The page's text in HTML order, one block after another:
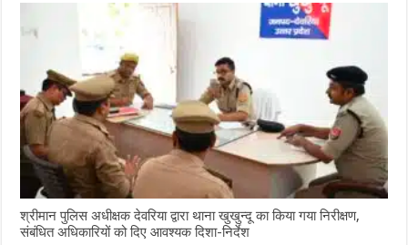
श्रीमान पुलिस अधीक्षक देवरिया द्वारा थाना खुखुन्दू का किया गया निरीक्षण,
संबंधित अधिकारियों को दिए आवश्यक दिशा-निर्देश